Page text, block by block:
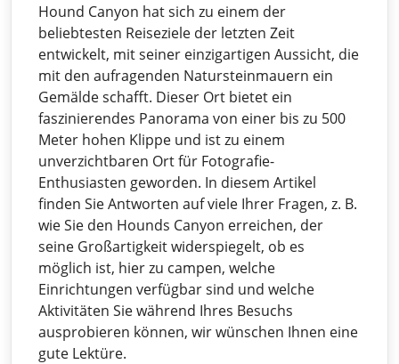
Hound Canyon hat sich zu einem der
beliebtesten Reiseziele der letzten Zeit
entwickelt, mit seiner einzigartigen Aussicht, die
mit den aufragenden Natursteinmauern ein
Gemälde schafft. Dieser Ort bietet ein
faszinierendes Panorama von einer bis zu 500
Meter hohen Klippe und ist zu einem
unverzichtbaren Ort für Fotografie-
Enthusiasten geworden. In diesem Artikel
finden Sie Antworten auf viele Ihrer Fragen, z. B.
wie Sie den Hounds Canyon erreichen, der
seine Großartigkeit widerspiegelt, ob es
möglich ist, hier zu campen, welche
Einrichtungen verfügbar sind und welche
Aktivitäten Sie während Ihres Besuchs
ausprobieren können, wir wünschen Ihnen eine
gute Lektüre.